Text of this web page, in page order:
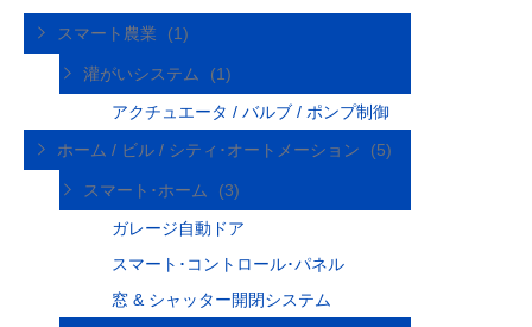
スマート農業 (1)
灌がいシステム
(1)
アクチュエータ / バルブ / ポンプ制御
ホーム / ビル / シティ･オートメーション
(5)
スマート･ホーム
(3)
ガレージ自動ドア
スマート･コントロール･パネル
窓 & シャッター開閉システム